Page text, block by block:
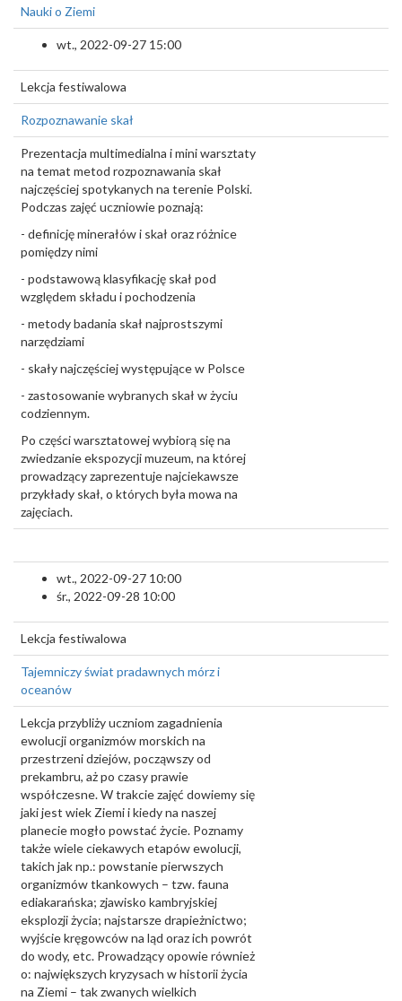
Nauki o Ziemi
wt., 2022-09-27 15:00
Lekcja festiwalowa
Rozpoznawanie skał
Prezentacja multimedialna i mini warsztaty
na temat metod rozpoznawania skał
najczęściej spotykanych na terenie Polski.
Podczas zajęć uczniowie poznają:
- definicję minerałów i skał oraz różnice
pomiędzy nimi
- podstawową klasyfikację skał pod
względem składu i pochodzenia
- metody badania skał najprostszymi
narzędziami
- skały najczęściej występujące w Polsce
- zastosowanie wybranych skał w życiu
codziennym.
Po części warsztatowej wybiorą się na
zwiedzanie ekspozycji muzeum, na której
prowadzący zaprezentuje najciekawsze
przykłady skał, o których była mowa na
zajęciach.
wt., 2022-09-27 10:00
śr., 2022-09-28 10:00
Lekcja festiwalowa
Tajemniczy świat pradawnych mórz i
oceanów
Lekcja przybliży uczniom zagadnienia
ewolucji organizmów morskich na
przestrzeni dziejów, począwszy od
prekambru, aż po czasy prawie
współczesne. W trakcie zajęć dowiemy się
jaki jest wiek Ziemi i kiedy na naszej
planecie mogło powstać życie. Poznamy
także wiele ciekawych etapów ewolucji,
takich jak np.: powstanie pierwszych
organizmów tkankowych – tzw. fauna
ediakarańska; zjawisko kambryjskiej
eksplozji życia; najstarsze drapieżnictwo;
wyjście kręgowców na ląd oraz ich powrót
do wody, etc. Prowadzący opowie również
o: największych kryzysach w historii życia
na Ziemi – tak zwanych wielkich